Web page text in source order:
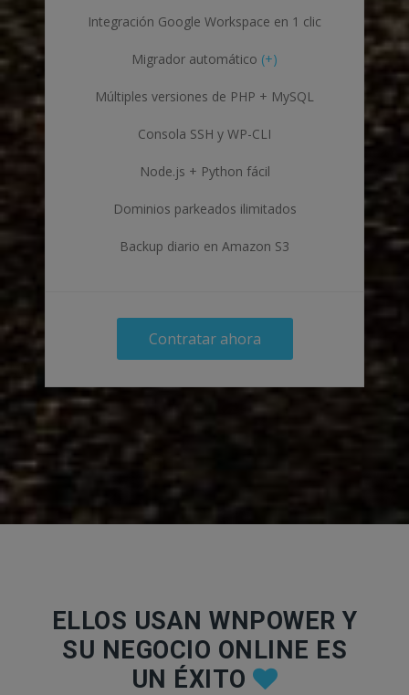
Integración Google Workspace en 1 clic
Migrador automático (+)
Múltiples versiones de PHP + MySQL
Consola SSH y WP-CLI
Node.js + Python fácil
Dominios parkeados ilimitados
Backup diario en Amazon S3
Contratar ahora
ELLOS USAN WNPOWER Y
SU NEGOCIO ONLINE ES
UN ÉXITO